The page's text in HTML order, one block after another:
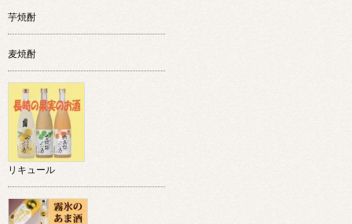
芋焼酎
麦焼酎
リキュール